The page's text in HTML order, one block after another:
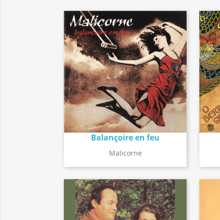
Balançoire en feu
Malicorne
searchDétail de l'album